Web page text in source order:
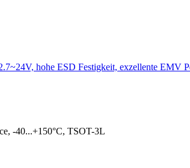
hohe ESD Festigkeit, exzellente EMV
-40...+150°C, TSOT-3L